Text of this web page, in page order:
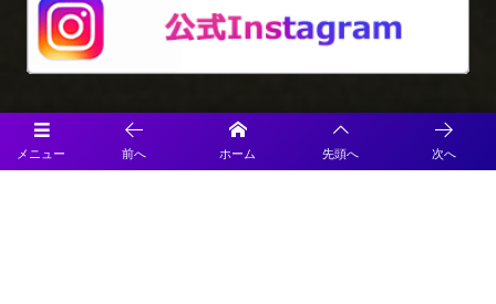
メニュー 前へ ホーム 先頭へ 次へ